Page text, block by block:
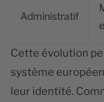
Administratif
Cette évolution
système
leur identité.